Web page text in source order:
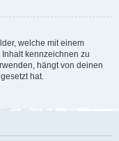
welche mit einem
kennzeichnen zu
hängt von deinen
hat.